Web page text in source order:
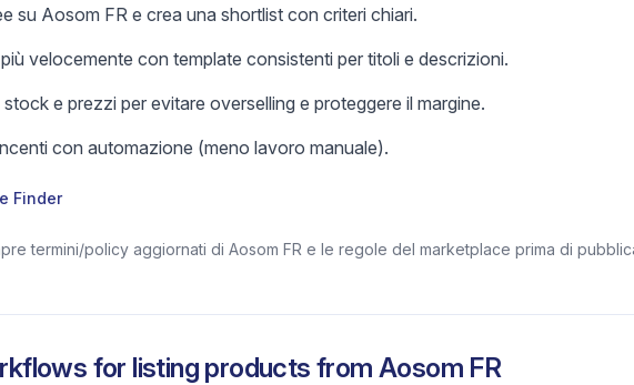
su Aosom FR e crea una shortlist con criteri chiari.
velocemente con template consistenti per titoli e descrizioni.
e prezzi per evitare overselling e proteggere il margine.
con automazione (meno lavoro manuale).
Finder
termini/policy aggiornati di Aosom FR e le regole del marketplace prima di
for listing products from Aosom FR